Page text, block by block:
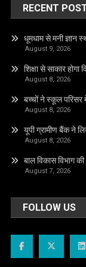
RECENT
धूमधाम से मनी ज्ञान
August 9, 2026
शिक्षा से साकार
August 8, 2026
बच्चों ने स्कूल परिसर
August 8, 2026
यूपी ग्रामीण बैंक ने
August 8, 2026
बाल विकास विभाग
August 7, 2026
FOLLOW US